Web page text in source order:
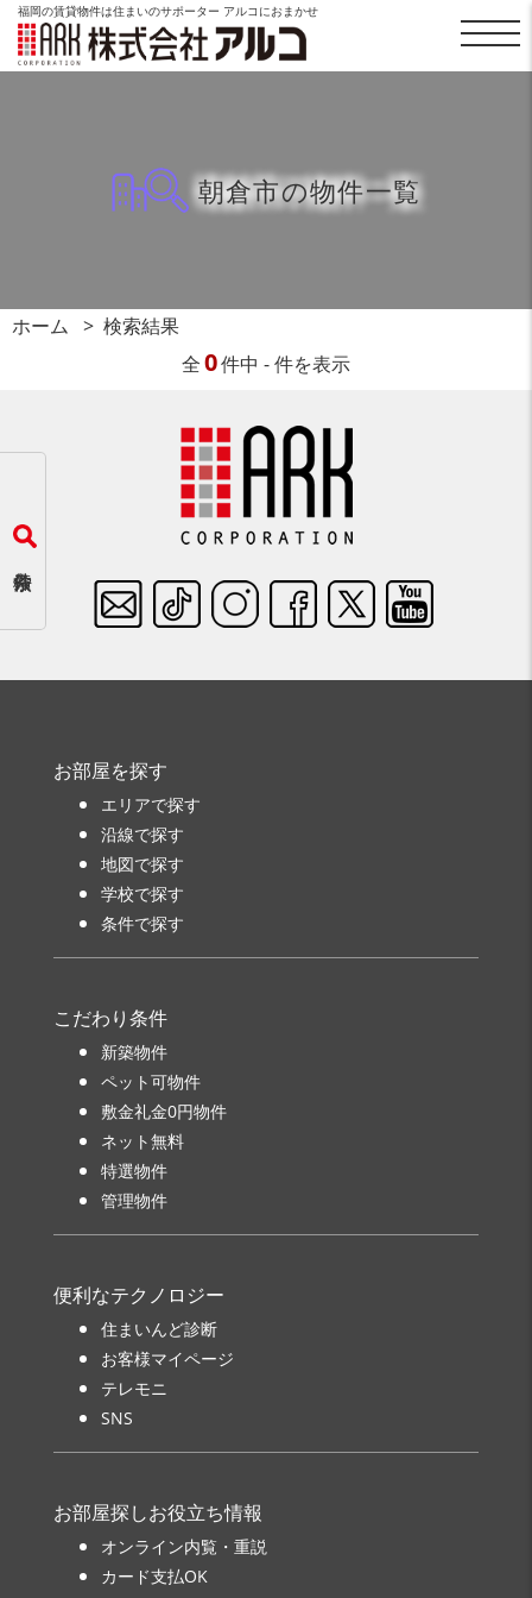
福岡の賃貸物件は住まいのサポーター アルコにおまかせ
朝倉市の物件一覧
ホーム
検索結果
全0件中 - 件を表示
お部屋を探す
エリアで探す
沿線で探す
地図で探す
学校で探す
条件で探す
こだわり条件
新築物件
ペット可物件
敷金礼金0円物件
ネット無料
特選物件
管理物件
便利なテクノロジー
住まいんど診断
お客様マイページ
テレモニ
SNS
お部屋探しお役立ち情報
オンライン内覧・重説
カード支払OK